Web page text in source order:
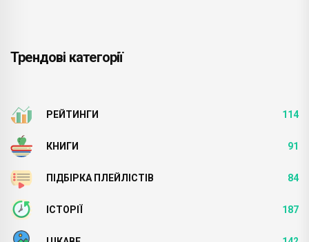
Трендові категорії
РЕЙТИНГИ 114
КНИГИ 91
ПІДБІРКА ПЛЕЙЛІСТІВ 84
ІСТОРІЇ 187